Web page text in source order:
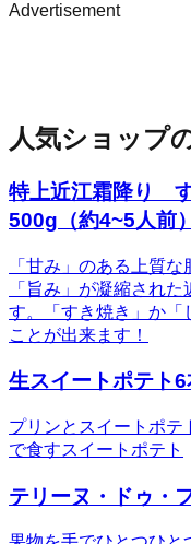
Advertisement
人気ショップ
特上近江霜降り
500g（約4~5人前
「甘み」のある上質
「旨み」が凝縮され
す。「すき焼き」か「
ことが出来ます！
生スイートポテト6
プリンとスイートポテ
で食すスイートポテト
テリーヌ・ドゥ・